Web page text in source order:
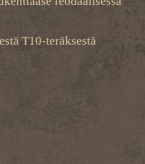
T10-teräksestä